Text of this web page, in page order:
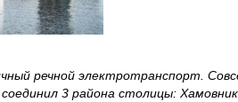
речной электротранспорт.
3 района столицы: